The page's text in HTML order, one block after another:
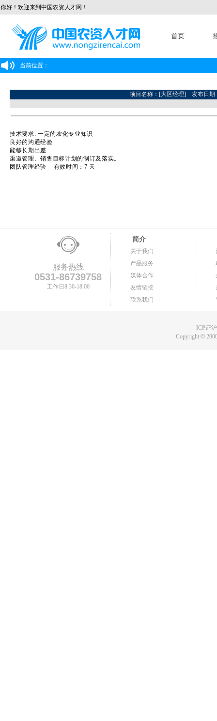
你好！欢迎来到中国农资人才网！
首页
当前位置：
项目名称：[大区经理] 发布日期
技术要求: 一定的农化专业知识
良好的沟通经验
能够长期出差
渠道管理、销售目标计划的制订及落实。
团队管理经验 有效时间：7 天
服务热线
0531-86739758
工作日8:30-18:00
简介
关于我们
产品服务
媒体合作
友情链接
联系我们
ICP证
Copyright©